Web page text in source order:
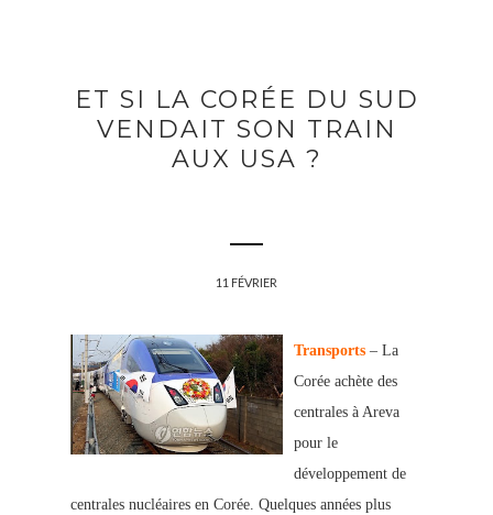
ET SI LA CORÉE DU SUD
VENDAIT SON TRAIN
AUX USA ?
11 FÉVRIER
Transports – La
Corée achète des
centrales à Areva
pour le
développement de
centrales nucléaires en Corée. Quelques années plus